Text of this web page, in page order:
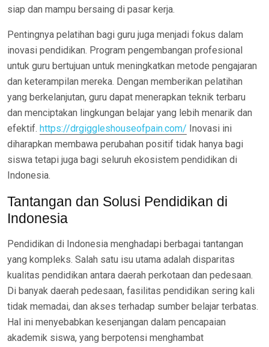
siap dan mampu bersaing di pasar kerja.
Pentingnya pelatihan bagi guru juga menjadi fokus dalam
inovasi pendidikan. Program pengembangan profesional
untuk guru bertujuan untuk meningkatkan metode pengajaran
dan keterampilan mereka. Dengan memberikan pelatihan
yang berkelanjutan, guru dapat menerapkan teknik terbaru
dan menciptakan lingkungan belajar yang lebih menarik dan
efektif. https://drgiggleshouseofpain.com/ Inovasi ini
diharapkan membawa perubahan positif tidak hanya bagi
siswa tetapi juga bagi seluruh ekosistem pendidikan di
Indonesia.
Tantangan dan Solusi Pendidikan di
Indonesia
Pendidikan di Indonesia menghadapi berbagai tantangan
yang kompleks. Salah satu isu utama adalah disparitas
kualitas pendidikan antara daerah perkotaan dan pedesaan.
Di banyak daerah pedesaan, fasilitas pendidikan sering kali
tidak memadai, dan akses terhadap sumber belajar terbatas.
Hal ini menyebabkan kesenjangan dalam pencapaian
akademik siswa, yang berpotensi menghambat